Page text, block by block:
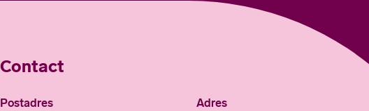
Contact
Postadres Adres